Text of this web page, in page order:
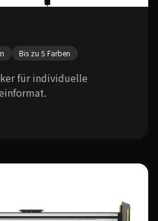
Bis zu 5 Farben
für individuelle